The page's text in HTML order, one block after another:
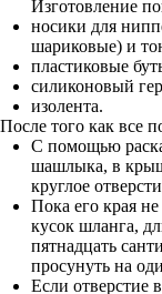
Изготовление
носики для
шариковые) и
пластиковые
силиконовый
изолента.
После того как все
С помощью
шашлыка, в
круглое
Пока его края
кусок шланга,
пятнадцать
просунуть на
Если отверстие